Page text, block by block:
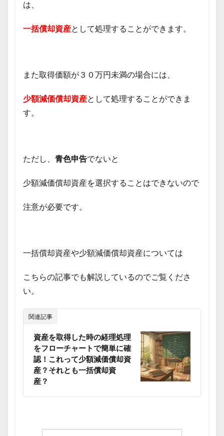
は、
一括償却資産として処理することができます。
また取得価額が３０万円未満の場合には、
少額減価償却資産として処理することができま
す。
ただし、 青色申告でないと
少額減価償却資産を選択することはできないので
注意が必要です。
一括償却資産や少額減価償却資産については
こちらの記事でも解説しているのでご覧くださ
い。
関連記事
資産を取得した時の経理処理
をフローチャートで簡単に確
認！これって少額減価償却資
産？それとも一括償却資
産？